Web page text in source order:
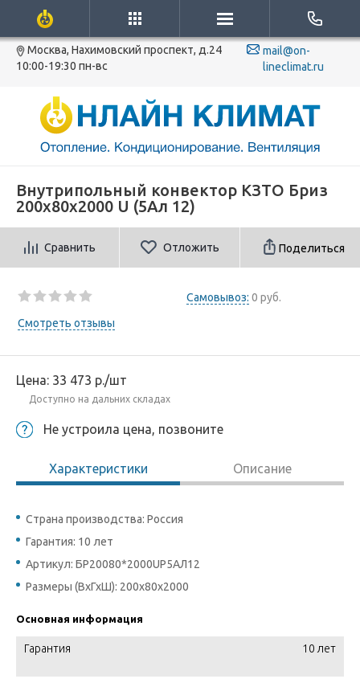
Москва, Нахимовский проспект, д.24
10:00-19:30 пн-вс
mail@on-
lineclimat.ru
Внутрипольный конвектор КЗТО Бриз
200х80х2000 U (5Ал 12)
Сравнить Отложить Поделиться
Самовывоз: 0 руб.
Смотреть отзывы
Цена: 33 473 р./шт
Доступно на дальних складах
Не устроила цена, позвоните
Характеристики Описание
Страна производства: Россия
Гарантия: 10 лет
Артикул: БР20080*2000UР5АЛ12
Размеры (ВхГхШ): 200х80х2000
Основная информация
Гарантия 10 лет